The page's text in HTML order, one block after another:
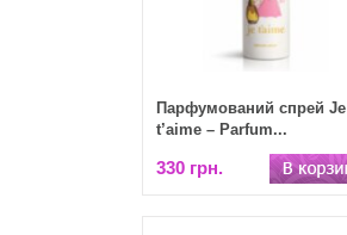
Парфумований спрей Je
t’aime – Parfum...
330 грн.